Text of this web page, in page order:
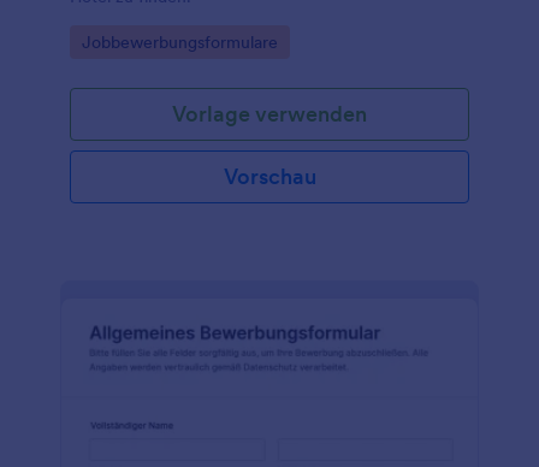
Go to Category:
Jobbewerbungsformulare
Vorlage verwenden
Vorschau